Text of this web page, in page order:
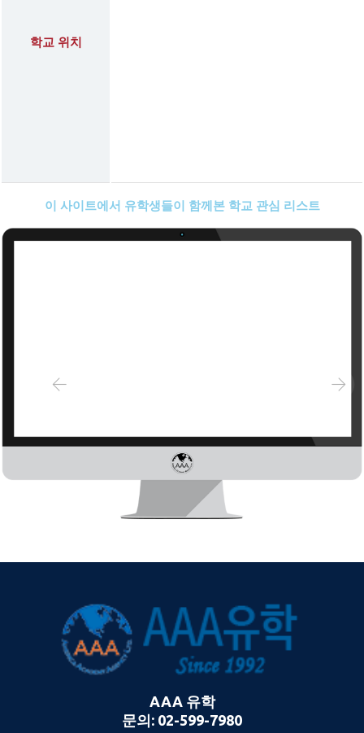
학교 위치
이 사이트에서 유학생들이 함께본 학교 관심 리스트
AAA 유학
문의: 02-599-7980